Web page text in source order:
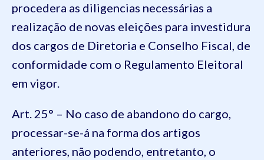
procedera as diligencias necessárias a
realização de novas eleições para investidura
dos cargos de Diretoria e Conselho Fiscal, de
conformidade com o Regulamento Eleitoral
em vigor.
Art. 25° – No caso de abandono do cargo,
processar-se-á na forma dos artigos
anteriores, não podendo, entretanto, o